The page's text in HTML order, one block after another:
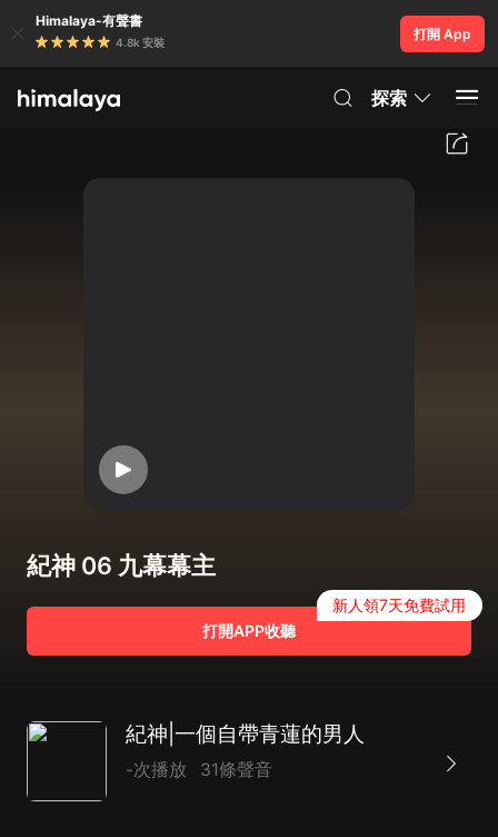
Himalaya-有聲書
4.8k 安裝
打開 App
探索
紀神 06 九幕幕主
打開APP收聽
新人領7天免費試用
紀神|一個自帶青蓮的男人
-次播放 31條聲音